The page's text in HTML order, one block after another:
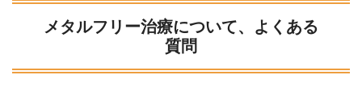
メタルフリー治療について、よくある
質問